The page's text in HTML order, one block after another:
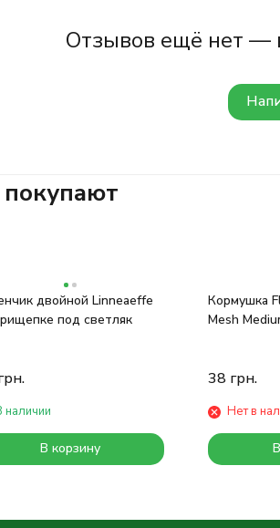
Отзывов ещё нет —
двойной Linneaeffe
под светляк
наличии
В корзину
Кормушка
Mesh
38 грн.
Нет в